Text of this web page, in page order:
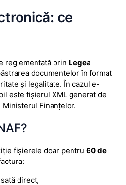
ce
reglementată prin Legea
documentelor în format
și legalitate. În cazul e-
este fișierul XML generat de
Ministerul Finanțelor.
fișierele doar pentru 60 de
direct,